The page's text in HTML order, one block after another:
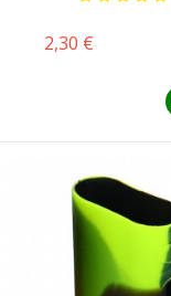
Precio
2,30 €